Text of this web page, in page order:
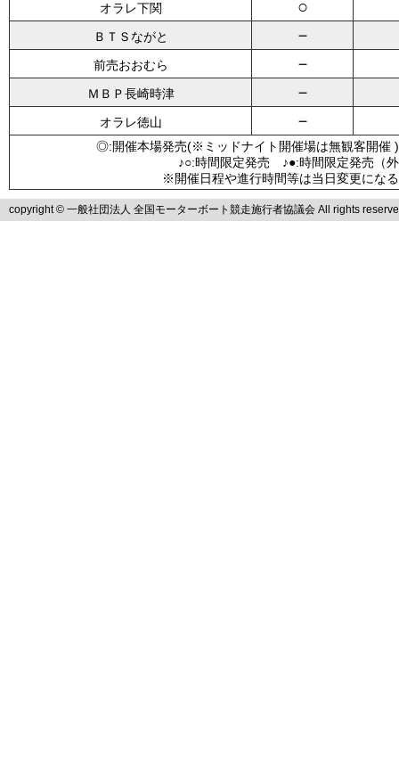
オラレ下関 ○
ＢＴＳながと －
前売おおむら －
ＭＢＰ長崎時津 －
オラレ徳山 －
◎:開催本場発売(※ミッドナイト開催場は無観客
♪○:時間限定発売 ♪●:時間限定発売
※開催日程や進行時間等は当日変更にな
copyright © 一般社団法人 全国モーターボート競走施行者協議会 All rights